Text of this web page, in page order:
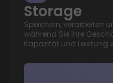
Storage
Speichern, verarbeiten
während Sie Ihre
Kapazität und Leistung